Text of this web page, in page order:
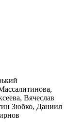
Вячеслав
Зюбко, Даниил